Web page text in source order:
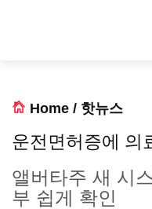
Home / 핫뉴스
운전면허증에 의
앨버타주 새 시
부 쉽게 확인